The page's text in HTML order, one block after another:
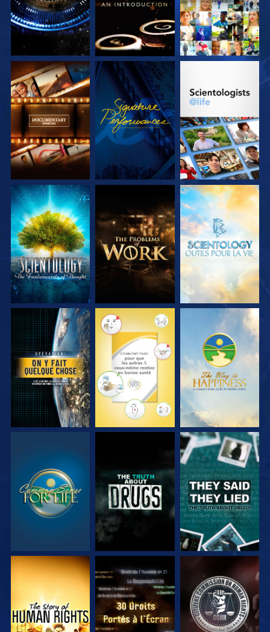
DÉCOUVRIR LES
SÉRIES
REGARDER
DÉCOUVRIR LES
DÉCOUVRIR LES
SÉRIES
DÉCOUVRIR LES
SÉRIES
DÉCOUVRIR LES
SÉRIES
REGARDER REGARDER REGARDER
REGARDER REGARDER REGARDER
REGARDER REGARDER REGARDER